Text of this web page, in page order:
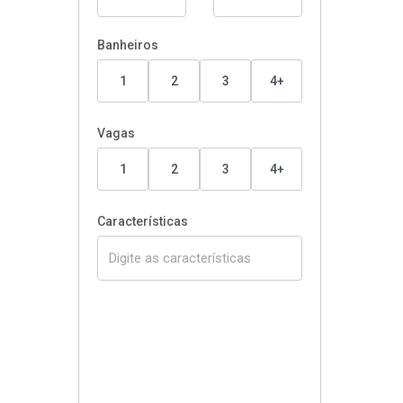
Banheiros
1 2 3 4+
Vagas
1 2 3 4+
Características